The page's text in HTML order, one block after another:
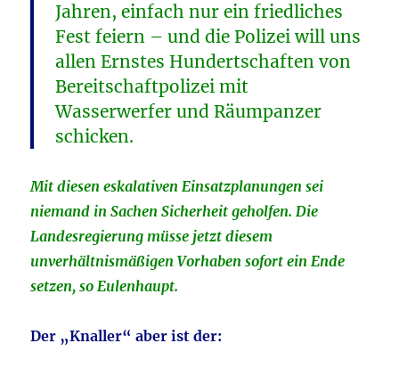
Jahren, einfach nur ein friedliches
Fest feiern – und die Polizei will uns
allen Ernstes Hundertschaften von
Bereitschaftpolizei mit
Wasserwerfer und Räumpanzer
schicken.
Mit diesen eskalativen Einsatzplanungen sei
niemand in Sachen Sicherheit geholfen. Die
Landesregierung müsse jetzt diesem
unverhältnismäßigen Vorhaben sofort ein Ende
setzen, so Eulenhaupt.
Der „Knaller“ aber ist der: